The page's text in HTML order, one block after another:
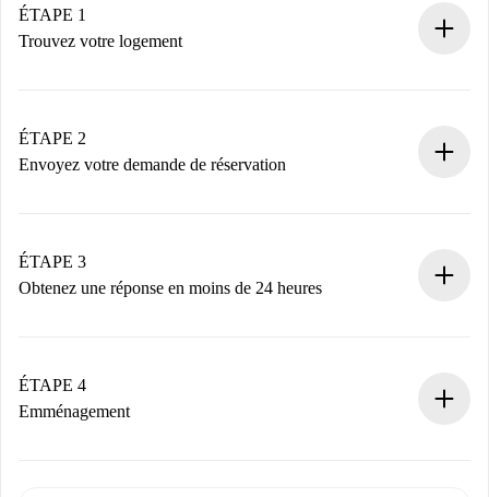
ÉTAPE 1
Trouvez votre logement
Vous disposez à l’avance de toutes les informations
nécessaires.
ÉTAPE 2
Envoyez votre demande de réservation
Nous ne vous facturerons rien tant que le propriétaire
n’aura pas accepté.
ÉTAPE 3
Obtenez une réponse en moins de 24 heures
contact avec le propriétaire.
Si refusé : aucun prélèvement et nous vous proposerons
ÉTAPE 4
Emménagement